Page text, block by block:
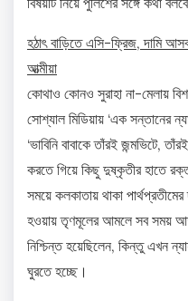
হঠাৎ বাড়িতে এসি-ফ্রিজ, দামি
আত্মীয়া
কোথাও কোনও সুরাহা না-মেলায়
সোশ্যাল মিডিয়ায় ‘এক সন্তানের
‘ভাবিনি বাবাকে তাঁরই জন্মভিটে,
করতে গিয়ে কিছু দুষ্কৃতীর হাতে
সময়ে কলকাতায় থাকা পার্থপ্রতীমের
হওয়ায় তৃণমূলের আমলে সব সময়
নিশ্চিন্ত হয়েছিলেন, কিন্তু এখন
ঘুরতে হচ্ছে।